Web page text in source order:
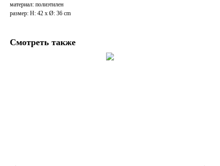
материал: полиэтилен
размер: H: 42 x Ø: 36 cm
Смотреть также